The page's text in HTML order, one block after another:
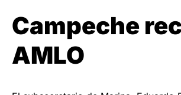
Campeche
AMLO